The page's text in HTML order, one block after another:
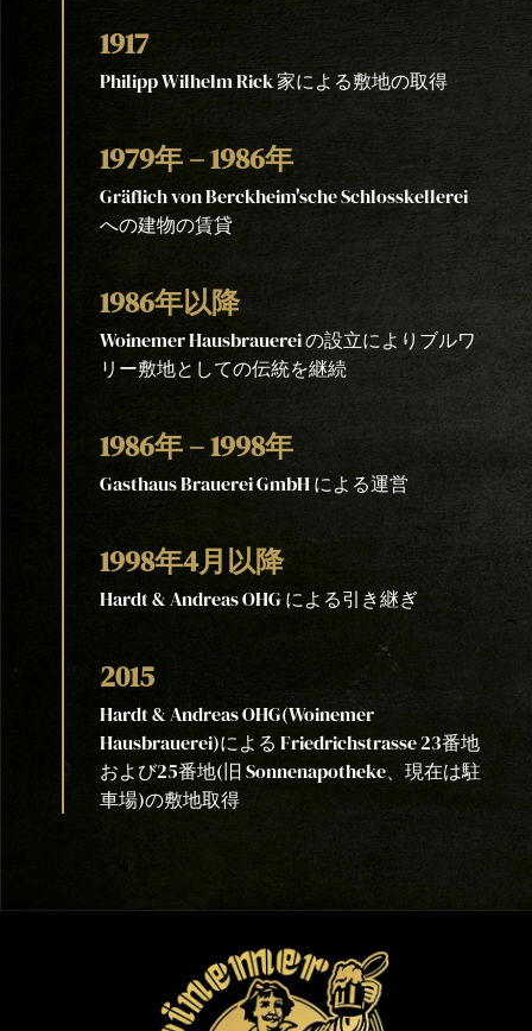
1917
Philipp Wilhelm Rick 家による敷地の取得
1979年 – 1986年
Gräflich von Berckheim'sche Schlosskellerei
への建物の賃貸
1986年以降
Woinemer Hausbrauerei の設立によりブルワ
リー敷地としての伝統を継続
1986年 – 1998年
Gasthaus Brauerei GmbH による運営
1998年4月以降
Hardt & Andreas OHG による引き継ぎ
2015
Hardt & Andreas OHG(Woinemer
Hausbrauerei)による Friedrichstrasse 23番地
および25番地(旧 Sonnenapotheke、現在は駐
車場)の敷地取得